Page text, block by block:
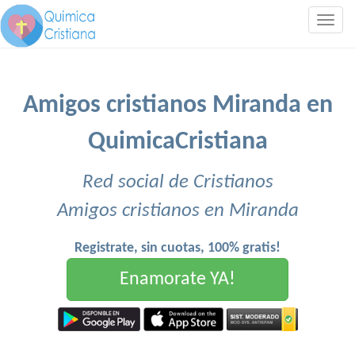
Amigos cristianos Miranda en
QuimicaCristiana
Red social de Cristianos
Amigos cristianos en Miranda
Registrate, sin cuotas, 100% gratis!
Enamorate YA!